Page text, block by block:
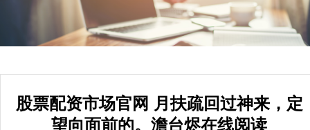
股票配资市场官网 月扶疏回过神来，定
望向面前的。澹台烬在线阅读